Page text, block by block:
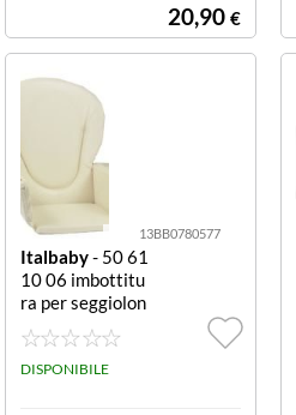
20,90 €
13BB0780577
Italbaby- 50 61
10 06 imbottitu
ra per seggiolon
e avorio per Sed
iolone
DISPONIBILE